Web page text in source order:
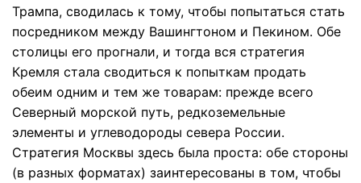
Трампа, сводилась к тому, чтобы попытаться стать
посредником между Вашингтоном и Пекином. Обе
столицы его прогнали, и тогда вся стратегия
Кремля стала сводиться к попыткам продать
обеим одним и тем же товарам: прежде всего
Северный морской путь, редкоземельные
элементы и углеводороды севера России.
Стратегия Москвы здесь была проста: обе стороны
(в разных форматах) заинтересованы в том, чтобы